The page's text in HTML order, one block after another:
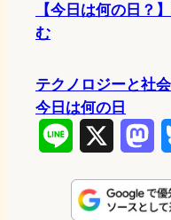
【今日は何の日？
む
テクノロジーと社
今日は何の日
n
s